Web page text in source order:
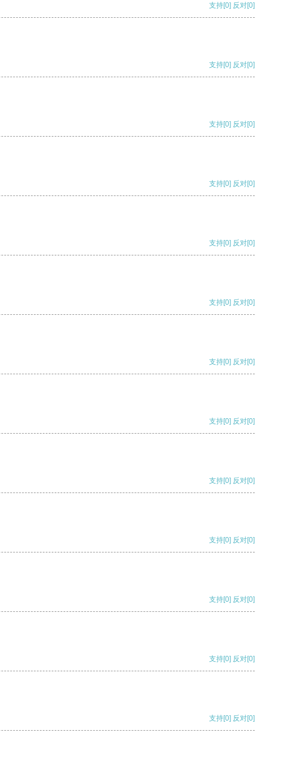
支持[0] 反对[0]
支持[0] 反对[0]
支持[0] 反对[0]
支持[0] 反对[0]
支持[0] 反对[0]
支持[0] 反对[0]
支持[0] 反对[0]
支持[0] 反对[0]
支持[0] 反对[0]
支持[0] 反对[0]
支持[0] 反对[0]
支持[0] 反对[0]
支持[0] 反对[0]